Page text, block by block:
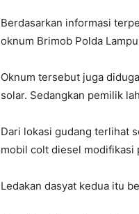
Berdasarkan informasi
oknum Brimob Polda
Oknum tersebut juga
solar. Sedangkan pemilik
Dari lokasi gudang terlihat
mobil colt diesel modifikasi
Ledakan dasyat kedua itu